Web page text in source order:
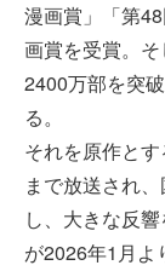
漫画賞」「第
画賞を受賞。
2400万部を突
る。
それを原作と
まで放送され
し、大きな反
が2026年1月よ